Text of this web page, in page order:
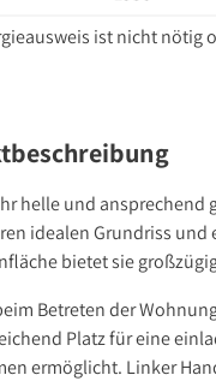
ist nicht nötig
helle und
idealen Grundriss und
bietet sie
Betreten der
Platz für eine
ermöglicht. Linker